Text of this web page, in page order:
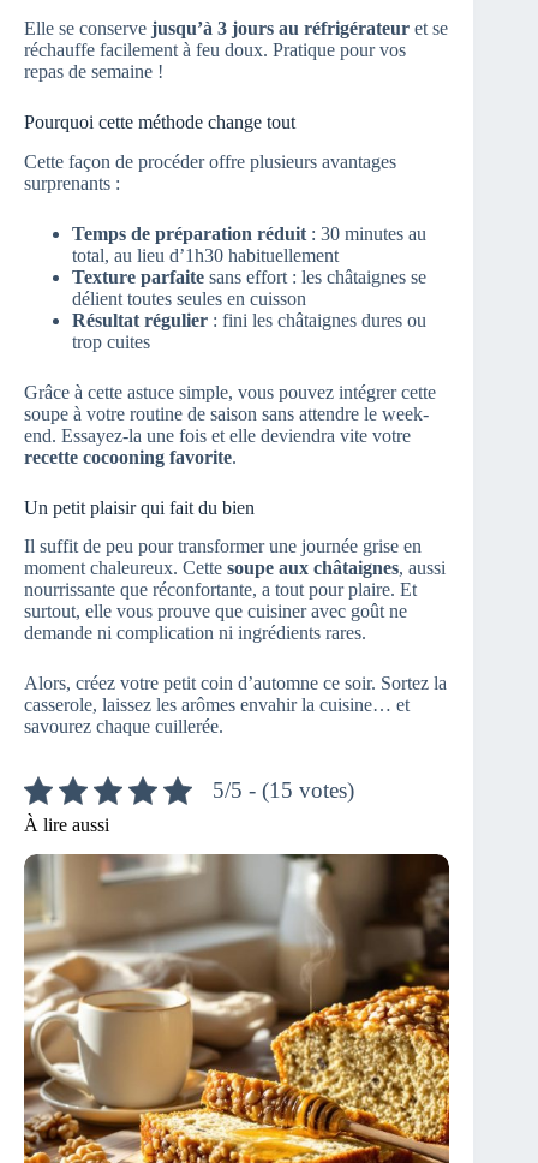
Elle se conserve jusqu’à 3 jours au réfrigérateur et se
réchauffe facilement à feu doux. Pratique pour vos
repas de semaine !
Pourquoi cette méthode change tout
Cette façon de procéder offre plusieurs avantages
surprenants :
Temps de préparation réduit : 30 minutes au
total, au lieu d’1h30 habituellement
Texture parfaite sans effort : les châtaignes se
délient toutes seules en cuisson
Résultat régulier : fini les châtaignes dures ou
trop cuites
Grâce à cette astuce simple, vous pouvez intégrer cette
soupe à votre routine de saison sans attendre le week-
end. Essayez-la une fois et elle deviendra vite votre
recette cocooning favorite.
Un petit plaisir qui fait du bien
Il suffit de peu pour transformer une journée grise en
moment chaleureux. Cette soupe aux châtaignes, aussi
nourrissante que réconfortante, a tout pour plaire. Et
surtout, elle vous prouve que cuisiner avec goût ne
demande ni complication ni ingrédients rares.
Alors, créez votre petit coin d’automne ce soir. Sortez la
casserole, laissez les arômes envahir la cuisine… et
savourez chaque cuillerée.
5/5 - (15 votes)
À lire aussi